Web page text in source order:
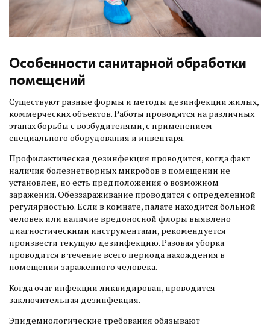
Особенности санитарной обработки
помещений
Существуют разные формы и методы дезинфекции жилых,
коммерческих объектов. Работы проводятся на различных
этапах борьбы с возбудителями, с применением
специального оборудования и инвентаря.
Профилактическая дезинфекция проводится, когда факт
наличия болезнетворных микробов в помещении не
установлен, но есть предположения о возможном
заражении. Обеззараживание проводится с определенной
регулярностью. Если в комнате, палате находится больной
человек или наличие вредоносной флоры выявлено
диагностическими инструментами, рекомендуется
произвести текущую дезинфекцию. Разовая уборка
проводится в течение всего периода нахождения в
помещении зараженного человека.
Когда очаг инфекции ликвидирован, проводится
заключительная дезинфекция.
Эпидемиологические требования обязывают